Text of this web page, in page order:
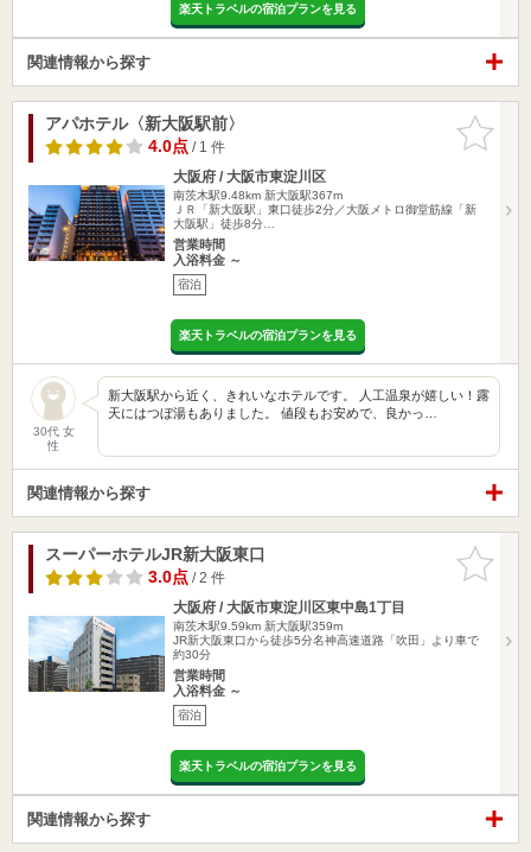
楽天トラベルの宿泊プランを見る
関連情報から探す
お気に入
りに追加
アパホテル〈新大阪駅前〉
4.0点/ 1 件
大阪府 / 大阪市東淀川区
南茨木駅9.48km 新大阪駅367m
ＪＲ「新大阪駅」東口徒歩2分／大阪メトロ御堂筋線「新
大阪駅」徒歩8分…
営業時間
入浴料金 ～
宿泊
楽天トラベルの宿泊プランを見る
30代 女
性
新大阪駅から近く、きれいなホテルです。 人工温泉が嬉しい！露
天にはつぼ湯もありました。 値段もお安めで、良かっ…
関連情報から探す
お気に入
りに追加
スーパーホテルJR新大阪東口
3.0点/ 2 件
大阪府 / 大阪市東淀川区東中島1丁目
南茨木駅9.59km 新大阪駅359m
JR新大阪東口から徒歩5分名神高速道路「吹田」より車で
約30分
営業時間
入浴料金 ～
宿泊
楽天トラベルの宿泊プランを見る
関連情報から探す